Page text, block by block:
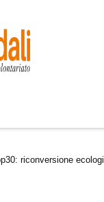
riconversione